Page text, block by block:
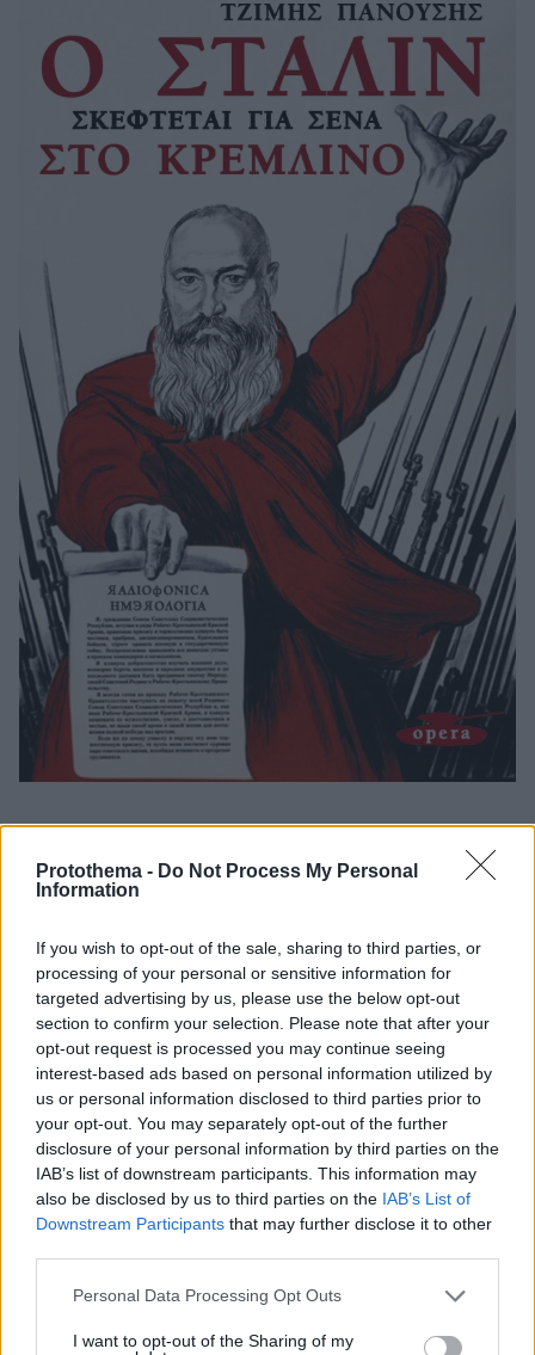
Protothema - Do Not Process My Personal
Information
If you wish to opt-out of the sale, sharing to third parties, or
processing of your personal or sensitive information for
targeted advertising by us, please use the below opt-out
section to confirm your selection. Please note that after your
opt-out request is processed you may continue seeing
interest-based ads based on personal information utilized by
us or personal information disclosed to third parties prior to
your opt-out. You may separately opt-out of the further
disclosure of your personal information by third parties on the
IAB’s list of downstream participants. This information may
also be disclosed by us to third parties on the IAB’s List of
Downstream Participants that may further disclose it to other
Please note that this website/app uses one or more Google
not limited to your visit or usage behaviour. You may click to
Personal Data Processing Opt Outs
I want to opt-out of the Sharing of my
«Άμα δεν υπάρχει υποδομή…»
Λίγη σημασία έχει για έναν άνθρωπο που εκτός
διαπίστωσε και ο γράφων όταν τον γνώρισε
τυχαία στα παλιά γραφεία της EMI. Μας
σύστησε ο Μάνος Ξυδούς, μου απευθύνθηκε
στον πληθυντικό και εγώ έμεινα σχεδόν
άφωνος από το ψιθυριστό της φωνής του: «Τι
κάνετε; Χαίρομαι πολύ που σας γνωρίζω» μου
είπε με μια ευγένεια που παρέπεμπε σε αστό.
Μόνο που αυτή η ευγένεια εξαφανιζόταν όταν
ανέβαινε στη σκηνή, βάλλοντας κατά πάντων
με σκετσάκια που έκαναν τον κόσμο να
δακρύζει από τα γέλια.
Ακόμη και όταν αυτονομήθηκε από το γκρουπ